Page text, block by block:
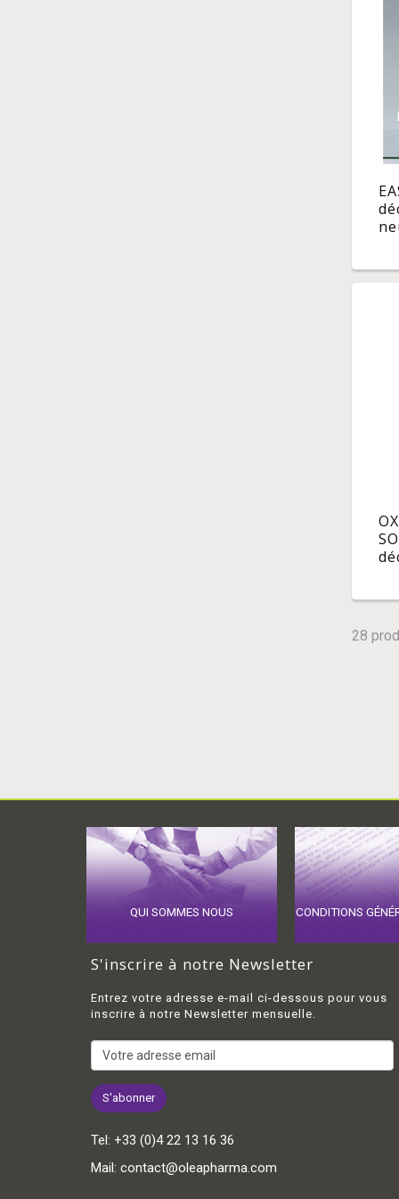
ml
28
QUI SOMMES NOUS CONDITIONS
S'inscrire à notre Newsletter
Entrez votre adresse e-mail ci-dessous pour vous
inscrire à notre Newsletter mensuelle.
Tel: +33 (0)4 22 13 16 36
Mail: contact@oleapharma.com